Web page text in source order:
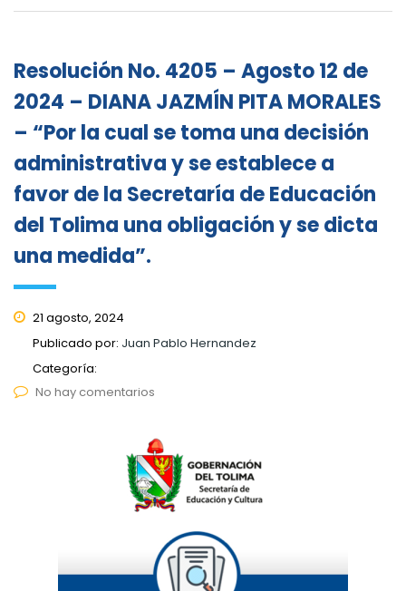
Resolución No. 4205 – Agosto 12 de
2024 – DIANA JAZMÍN PITA MORALES
– “Por la cual se toma una decisión
administrativa y se establece a
favor de la Secretaría de Educación
del Tolima una obligación y se dicta
una medida”.
21 agosto, 2024
Publicado por: Juan Pablo Hernandez
Categoría:
No hay comentarios